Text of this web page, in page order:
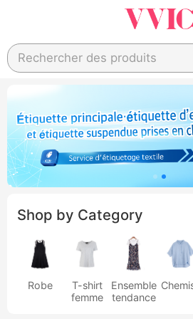
Rechercher des produits
Shop by Category
Robe
T-shirt
femme
Ensemble
tendance